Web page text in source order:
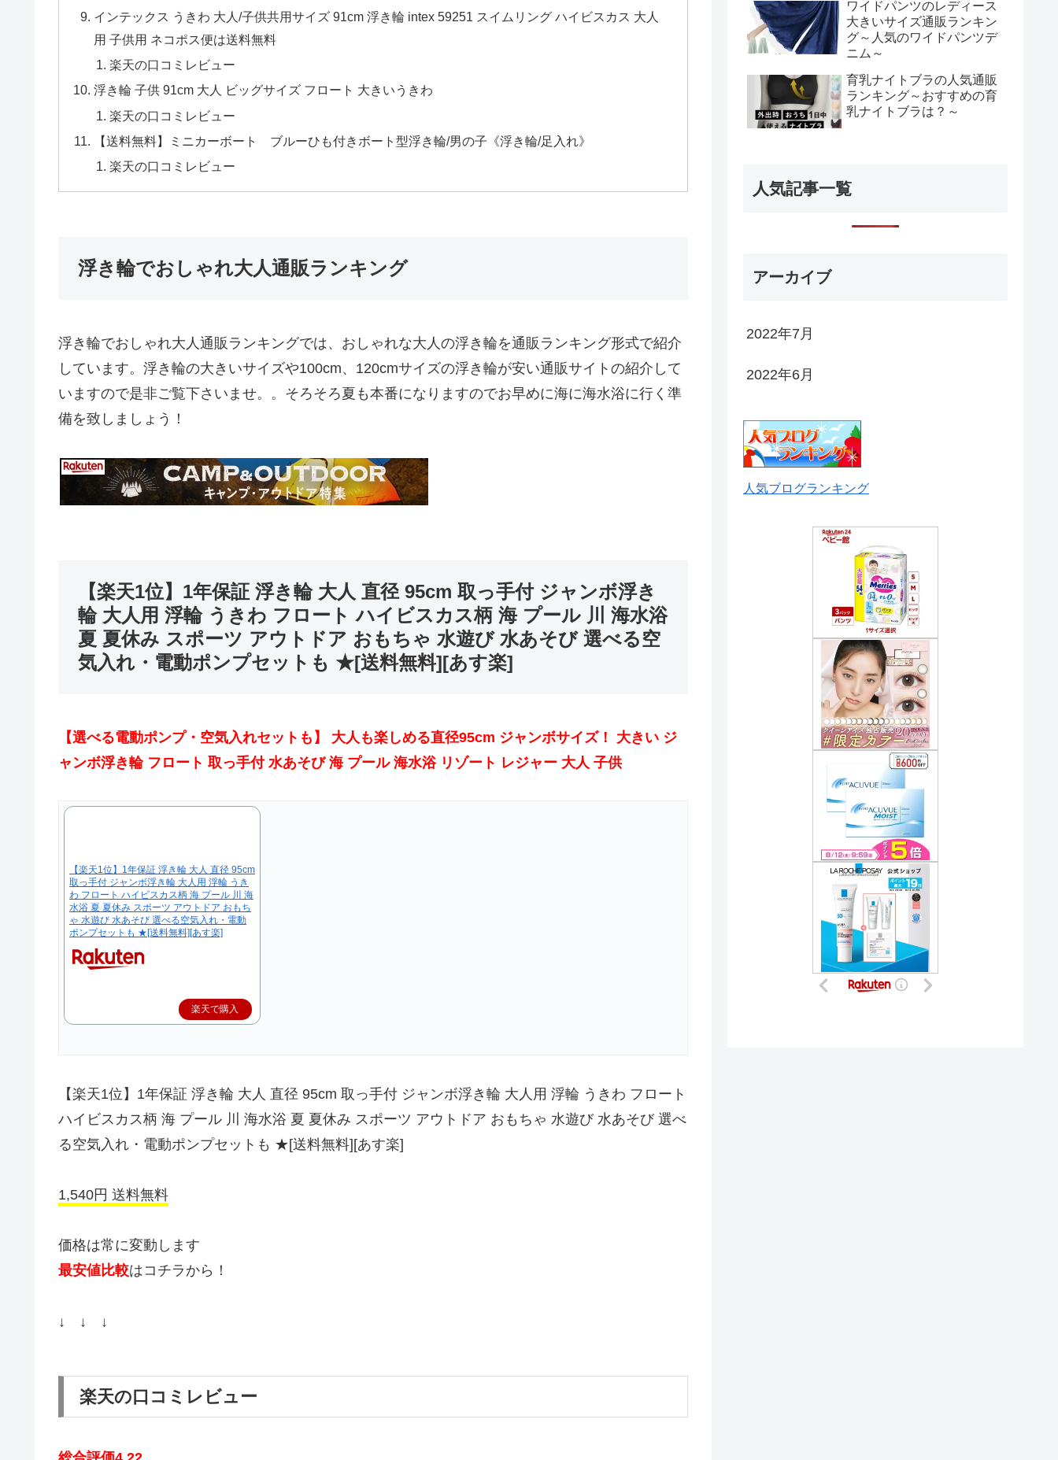
インテックス うきわ 大人/子供共用サイズ 91cm 浮き輪 intex 59251 スイムリング ハイビスカス 大人
用 子供用 ネコポス便は送料無料
楽天の口コミレビュー
浮き輪 子供 91cm 大人 ビッグサイズ フロート 大きいうきわ
楽天の口コミレビュー
【送料無料】ミニカーボート ブルーひも付きボート型浮き輪/男の子《浮き輪/足入れ》
楽天の口コミレビュー
浮き輪でおしゃれ大人通販ランキング
浮き輪でおしゃれ大人通販ランキングでは、おしゃれな大人の浮き輪を通販ランキング形式で紹介
しています。浮き輪の大きいサイズや100cm、120cmサイズの浮き輪が安い通販サイトの紹介して
いますので是非ご覧下さいませ。。そろそろ夏も本番になりますのでお早めに海に海水浴に行く準
備を致しましょう！
【楽天1位】1年保証 浮き輪 大人 直径 95cm 取っ手付 ジャンボ浮き
輪 大人用 浮輪 うきわ フロート ハイビスカス柄 海 プール 川 海水浴
夏 夏休み スポーツ アウトドア おもちゃ 水遊び 水あそび 選べる空
気入れ・電動ポンプセットも ★[送料無料][あす楽]
【選べる電動ポンプ・空気入れセットも】 大人も楽しめる直径95cm ジャンボサイズ！ 大きい ジ
ャンボ浮き輪 フロート 取っ手付 水あそび 海 プール 海水浴 リゾート レジャー 大人 子供
【楽天1位】1年保証 浮き輪 大人 直径 95cm
取っ手付 ジャンボ浮き輪 大人用 浮輪 うき
わ フロート ハイビスカス柄 海 プール 川 海
水浴 夏 夏休み スポーツ アウトドア おもち
ゃ 水遊び 水あそび 選べる空気入れ・電動
ポンプセットも ★[送料無料][あす楽]
楽天で購入
【楽天1位】1年保証 浮き輪 大人 直径 95cm 取っ手付 ジャンボ浮き輪 大人用 浮輪 うきわ フロート
ハイビスカス柄 海 プール 川 海水浴 夏 夏休み スポーツ アウトドア おもちゃ 水遊び 水あそび 選べ
る空気入れ・電動ポンプセットも ★[送料無料][あす楽]
1,540円 送料無料
価格は常に変動します
最安値比較はコチラから！
↓ ↓ ↓
楽天の口コミレビュー
ワイドパンツのレディース
大きいサイズ通販ランキン
グ～人気のワイドパンツデ
ニム～
育乳ナイトブラの人気通販
ランキング～おすすめの育
乳ナイトブラは？～
人気記事一覧
アーカイブ
2022年7月
2022年6月
人気ブログランキング